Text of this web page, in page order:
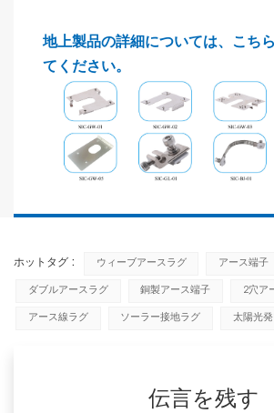
地上製品の詳細については、こち
てください。
ホットタグ : ウィーブアースラグ アース端子
ダブルアースラグ 銅製アース端子 2穴ア
アース線ラグ ソーラー接地ラグ 太陽光
伝言を残す